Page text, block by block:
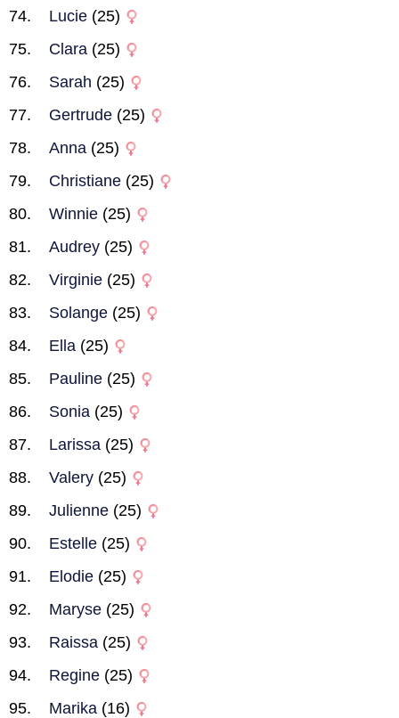
Lucie (25)
Clara (25)
Sarah (25)
Gertrude (25)
Anna (25)
Christiane (25)
Winnie (25)
Audrey (25)
Virginie (25)
Solange (25)
Ella (25)
Pauline (25)
Sonia (25)
Larissa (25)
Valery (25)
Julienne (25)
Estelle (25)
Elodie (25)
Maryse (25)
Raissa (25)
Regine (25)
Marika (16)